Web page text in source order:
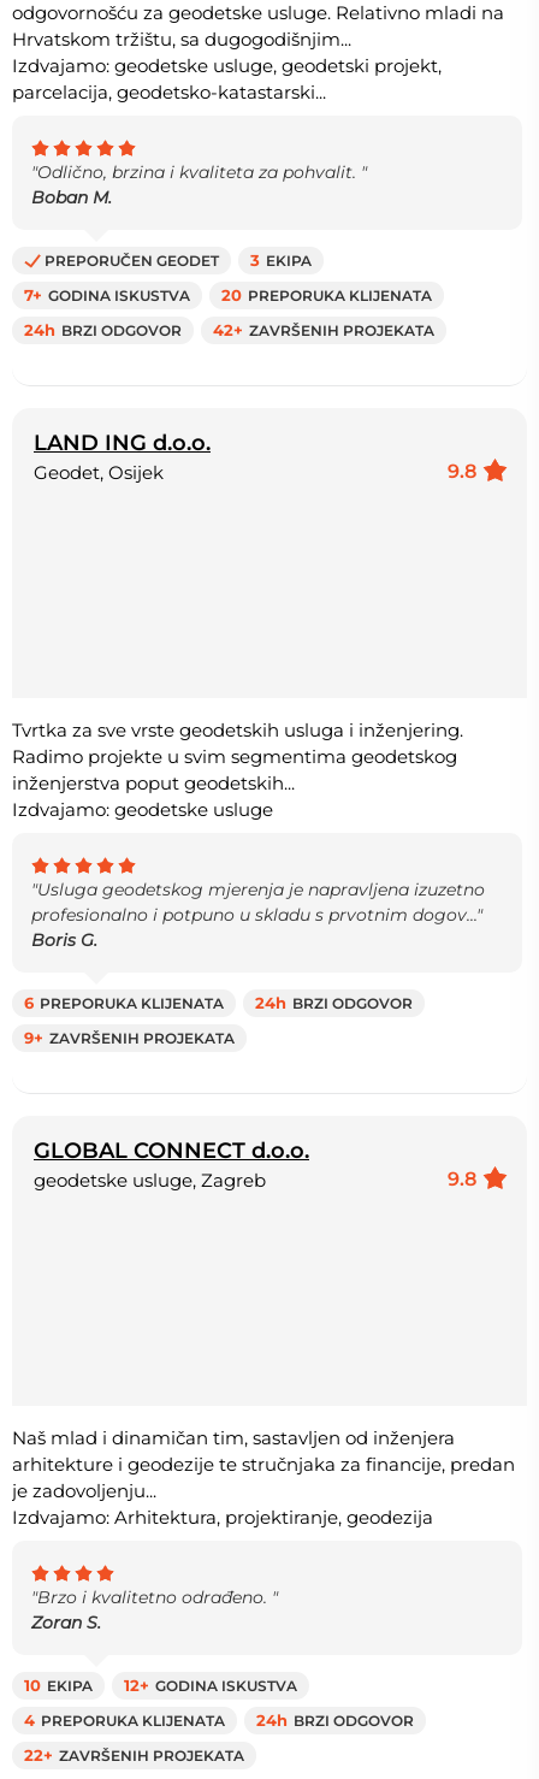
odgovornošću za geodetske usluge. Relativno mladi na
Hrvatskom tržištu, sa dugogodišnjim...
Izdvajamo: geodetske usluge, geodetski projekt,
parcelacija, geodetsko-katastarski...
"Odlično, brzina i kvaliteta za pohvalit. "
Boban M.
PREPORUČEN GEODET 3 EKIPA
7+ GODINA ISKUSTVA 20 PREPORUKA KLIJENATA
24h BRZI ODGOVOR 42+ ZAVRŠENIH PROJEKATA
LAND ING d.o.o.
9.8
Geodet, Osijek
Tvrtka za sve vrste geodetskih usluga i inženjering.
Radimo projekte u svim segmentima geodetskog
inženjerstva poput geodetskih...
Izdvajamo: geodetske usluge
"Usluga geodetskog mjerenja je napravljena izuzetno
profesionalno i potpuno u skladu s prvotnim dogov..."
Boris G.
6 PREPORUKA KLIJENATA 24h BRZI ODGOVOR
9+ ZAVRŠENIH PROJEKATA
GLOBAL CONNECT d.o.o.
9.8
geodetske usluge, Zagreb
Naš mlad i dinamičan tim, sastavljen od inženjera
arhitekture i geodezije te stručnjaka za financije, predan
je zadovoljenju...
Izdvajamo: Arhitektura, projektiranje, geodezija
"Brzo i kvalitetno odrađeno. "
Zoran S.
10 EKIPA 12+ GODINA ISKUSTVA
4 PREPORUKA KLIJENATA 24h BRZI ODGOVOR
22+ ZAVRŠENIH PROJEKATA